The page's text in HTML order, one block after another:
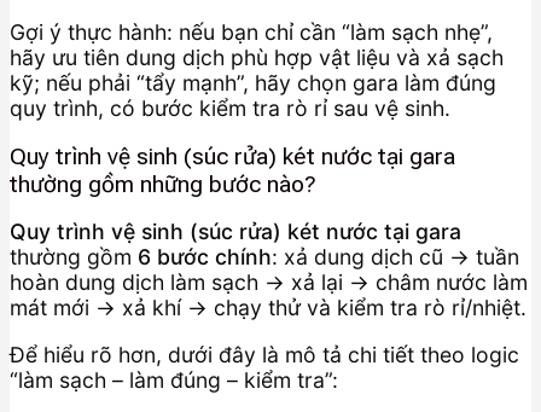
Gợi ý thực hành: nếu bạn chỉ cần “làm sạch nhẹ”,
hãy ưu tiên dung dịch phù hợp vật liệu và xả sạch
kỹ; nếu phải “tẩy mạnh”, hãy chọn gara làm đúng
quy trình, có bước kiểm tra rò rỉ sau vệ sinh.
Quy trình vệ sinh (súc rửa) két nước tại gara
thường gồm những bước nào?
Quy trình vệ sinh (súc rửa) két nước tại gara
thường gồm 6 bước chính: xả dung dịch cũ → tuần
hoàn dung dịch làm sạch → xả lại → châm nước làm
mát mới → xả khí → chạy thử và kiểm tra rò rỉ/nhiệt.
Để hiểu rõ hơn, dưới đây là mô tả chi tiết theo logic
“làm sạch – làm đúng – kiểm tra”: